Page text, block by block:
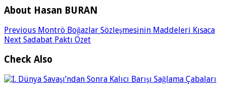
About Hasan BURAN
Previous Montrö Boğazlar Sözleşmesinin Maddeleri Kısaca
Next Sadabat Paktı Özet
Check Also